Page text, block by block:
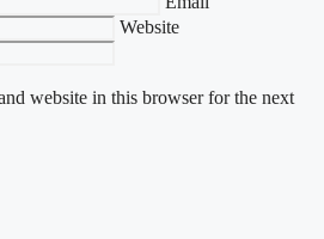
Website
website in this browser for the next